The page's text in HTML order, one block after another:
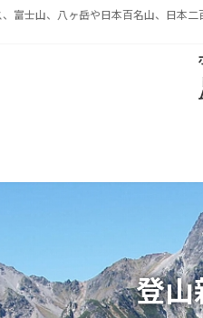
富士山、八ヶ岳や日本百名山、日本
登山